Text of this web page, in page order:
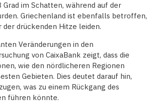
im Schatten, während auf der
Griechenland ist ebenfalls betroffen,
drückenden Hitze leiden.
Veränderungen in den
von CaixaBank zeigt, dass die
wie den nördlicheren Regionen
Gebieten. Dies deutet darauf hin,
was zu einem Rückgang des
führen könnte.